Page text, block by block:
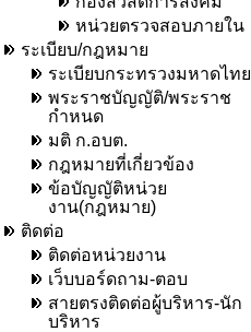
หน่วยตรวจสอบภายใน
ระเบียบ/กฎหมาย
ระเบียบกระทรวงมหาดไทย
พระราชบัญญัติ/พระราช
กำหนด
มติ ก.อบต.
กฎหมายที่เกี่ยวข้อง
ข้อบัญญัติหน่วย
งาน(กฎหมาย)
ติดต่อ
ติดต่อหน่วยงาน
เว็บบอร์ดถาม-ตอบ
สายตรงติดต่อผู้บริหาร-นัก
บริหาร